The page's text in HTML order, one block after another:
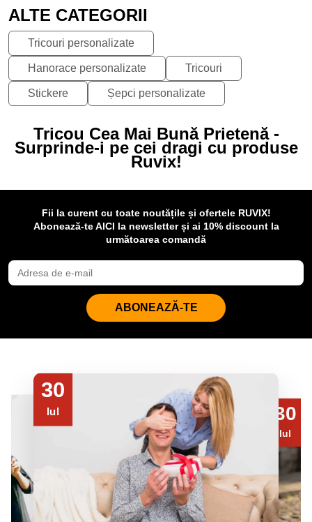
ALTE CATEGORII
Tricouri personalizate
Hanorace personalizate Tricouri
Stickere Șepci personalizate
Tricou Cea Mai Bună Prietenă -
Surprinde-i pe cei dragi cu produse
Ruvix!
Fii la curent cu toate noutățile și ofertele RUVIX!
Abonează-te AICI la newsletter și ai 10% discount la
următoarea comandă
ABONEAZĂ-TE
30
Iul 30
Iul